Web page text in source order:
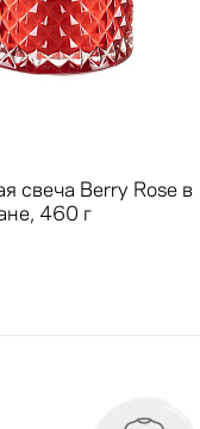
свеча Berry Rose в
460 г